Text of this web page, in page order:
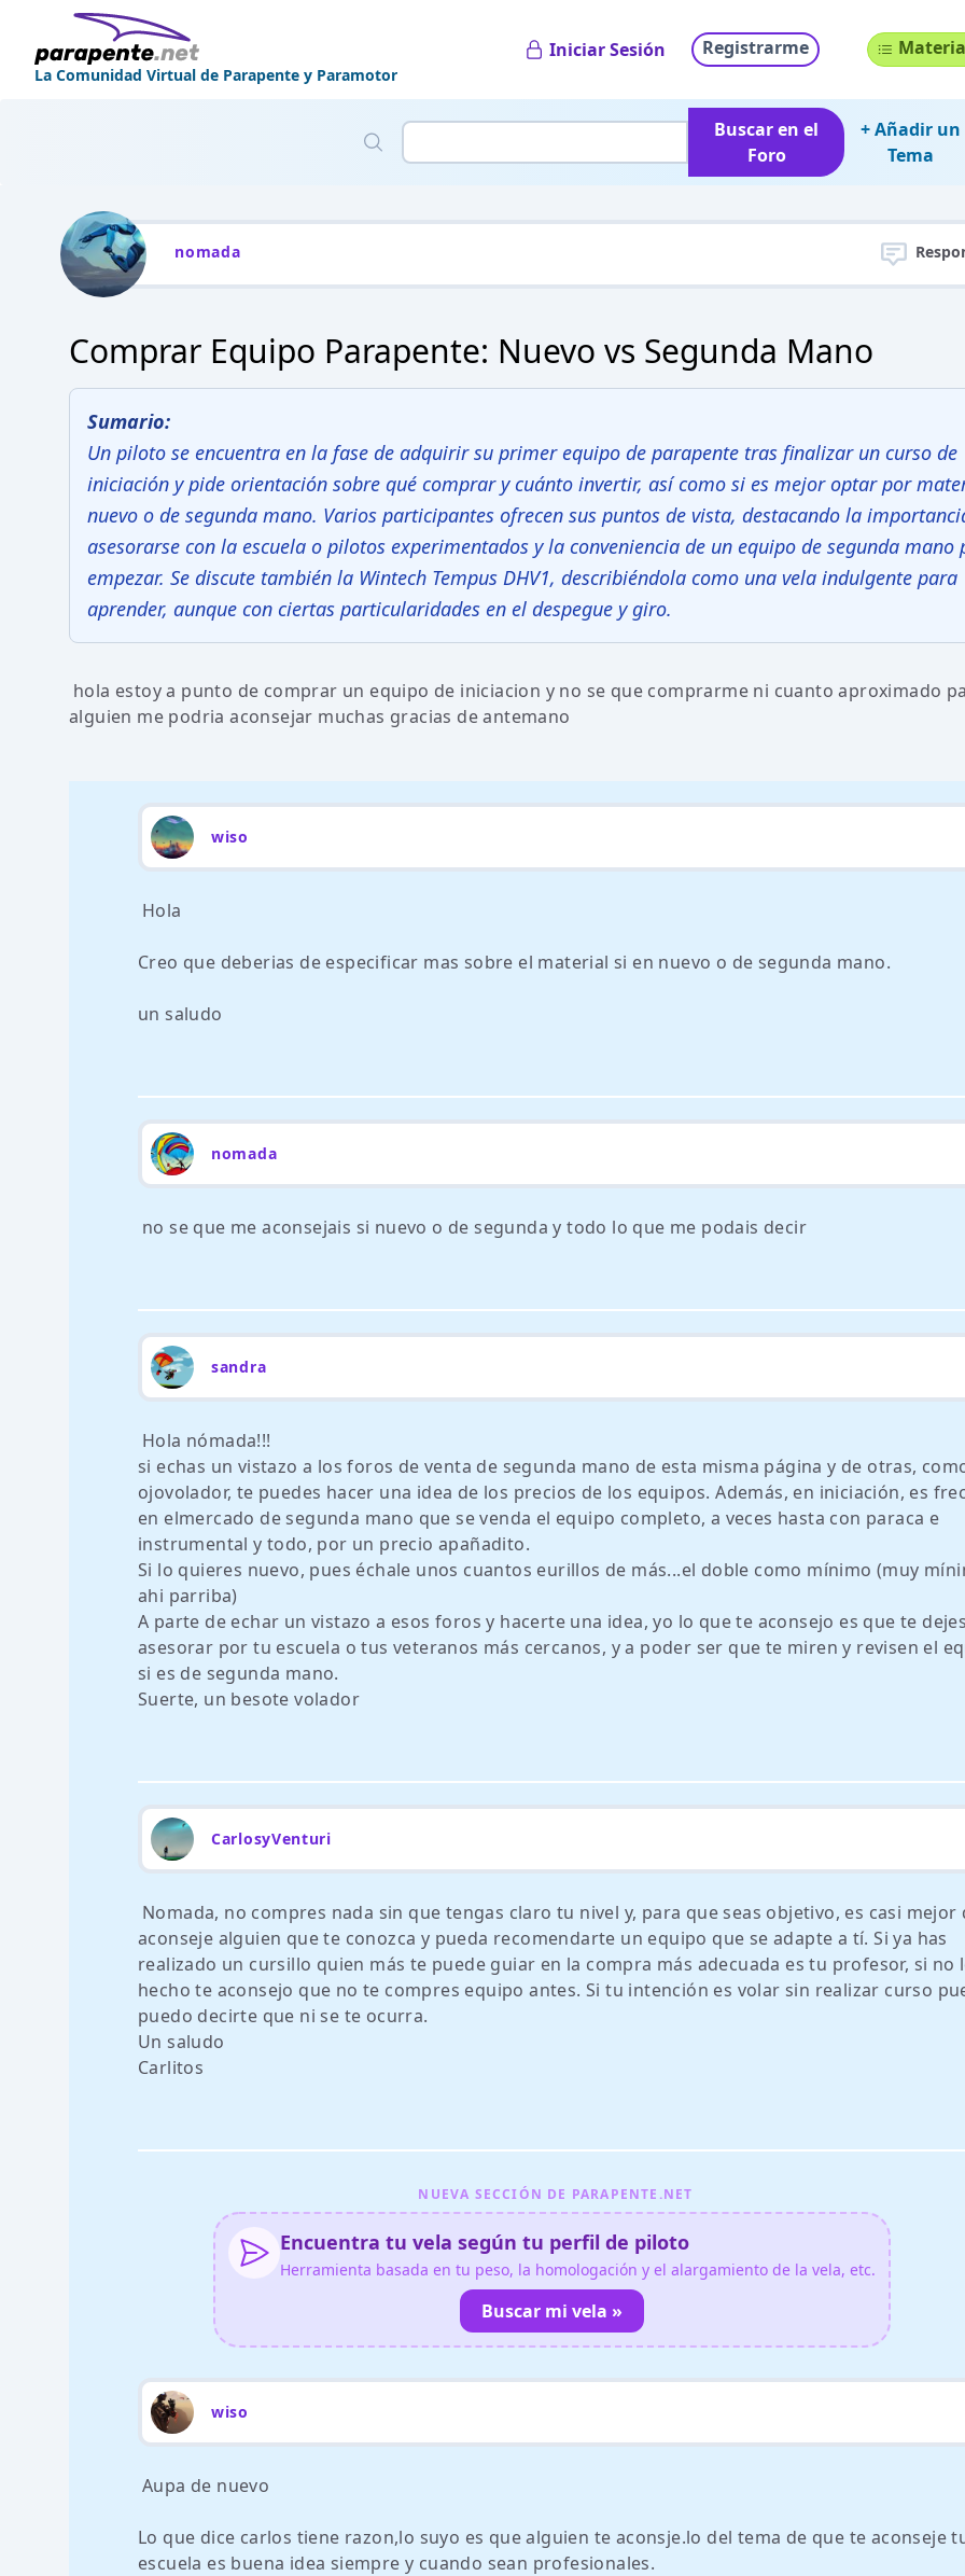
La Comunidad Virtual de Parapente y Paramotor
Iniciar Sesión Registrarme
Buscar en el
Foro
+ Añadir un
Tema
nomada
Comprar Equipo Parapente: Nuevo vs Segunda Mano
Sumario:
Un piloto se encuentra en la fase de adquirir su primer equipo de parapente tras finalizar un curso de
iniciación y pide orientación sobre qué comprar y cuánto invertir, así como si es mejor optar por
nuevo o de segunda mano. Varios participantes ofrecen sus puntos de vista, destacando la
asesorarse con la escuela o pilotos experimentados y la conveniencia de un equipo de segunda mano
empezar. Se discute también la Wintech Tempus DHV1, describiéndola como una vela indulgente para
aprender, aunque con ciertas particularidades en el despegue y giro.
hola estoy a punto de comprar un equipo de iniciacion y no se que comprarme ni cuanto aproximado
alguien me podria aconsejar muchas gracias de antemano
wiso
Hola
Creo que deberias de especificar mas sobre el material si en nuevo o de segunda mano.
un saludo
nomada
no se que me aconsejais si nuevo o de segunda y todo lo que me podais decir
sandra
Hola nómada!!!
si echas un vistazo a los foros de venta de segunda mano de esta misma página y de otras,
ojovolador, te puedes hacer una idea de los precios de los equipos. Además, en iniciación, es
en elmercado de segunda mano que se venda el equipo completo, a veces hasta con paraca e
instrumental y todo, por un precio apañadito.
Si lo quieres nuevo, pues échale unos cuantos eurillos de más...el doble como mínimo (muy
ahi parriba)
A parte de echar un vistazo a esos foros y hacerte una idea, yo lo que te aconsejo es que te dejes
asesorar por tu escuela o tus veteranos más cercanos, y a poder ser que te miren y revisen el
si es de segunda mano.
Suerte, un besote volador
CarlosyVenturi
Nomada, no compres nada sin que tengas claro tu nivel y, para que seas objetivo, es casi mejor
aconseje alguien que te conozca y pueda recomendarte un equipo que se adapte a tí. Si ya has
realizado un cursillo quien más te puede guiar en la compra más adecuada es tu profesor, si no
hecho te aconsejo que no te compres equipo antes. Si tu intención es volar sin realizar curso
puedo decirte que ni se te ocurra.
Un saludo
Carlitos
NUEVA SECCIÓN DE PARAPENTE.NET
Encuentra tu vela según tu perfil de piloto
Herramienta basada en tu peso, la homologación y el alargamiento de la vela, etc.
Buscar mi vela »
wiso
Aupa de nuevo
Lo que dice carlos tiene razon,lo suyo es que alguien te aconsje.lo del tema de que te aconseje
escuela es buena idea siempre y cuando sean profesionales.